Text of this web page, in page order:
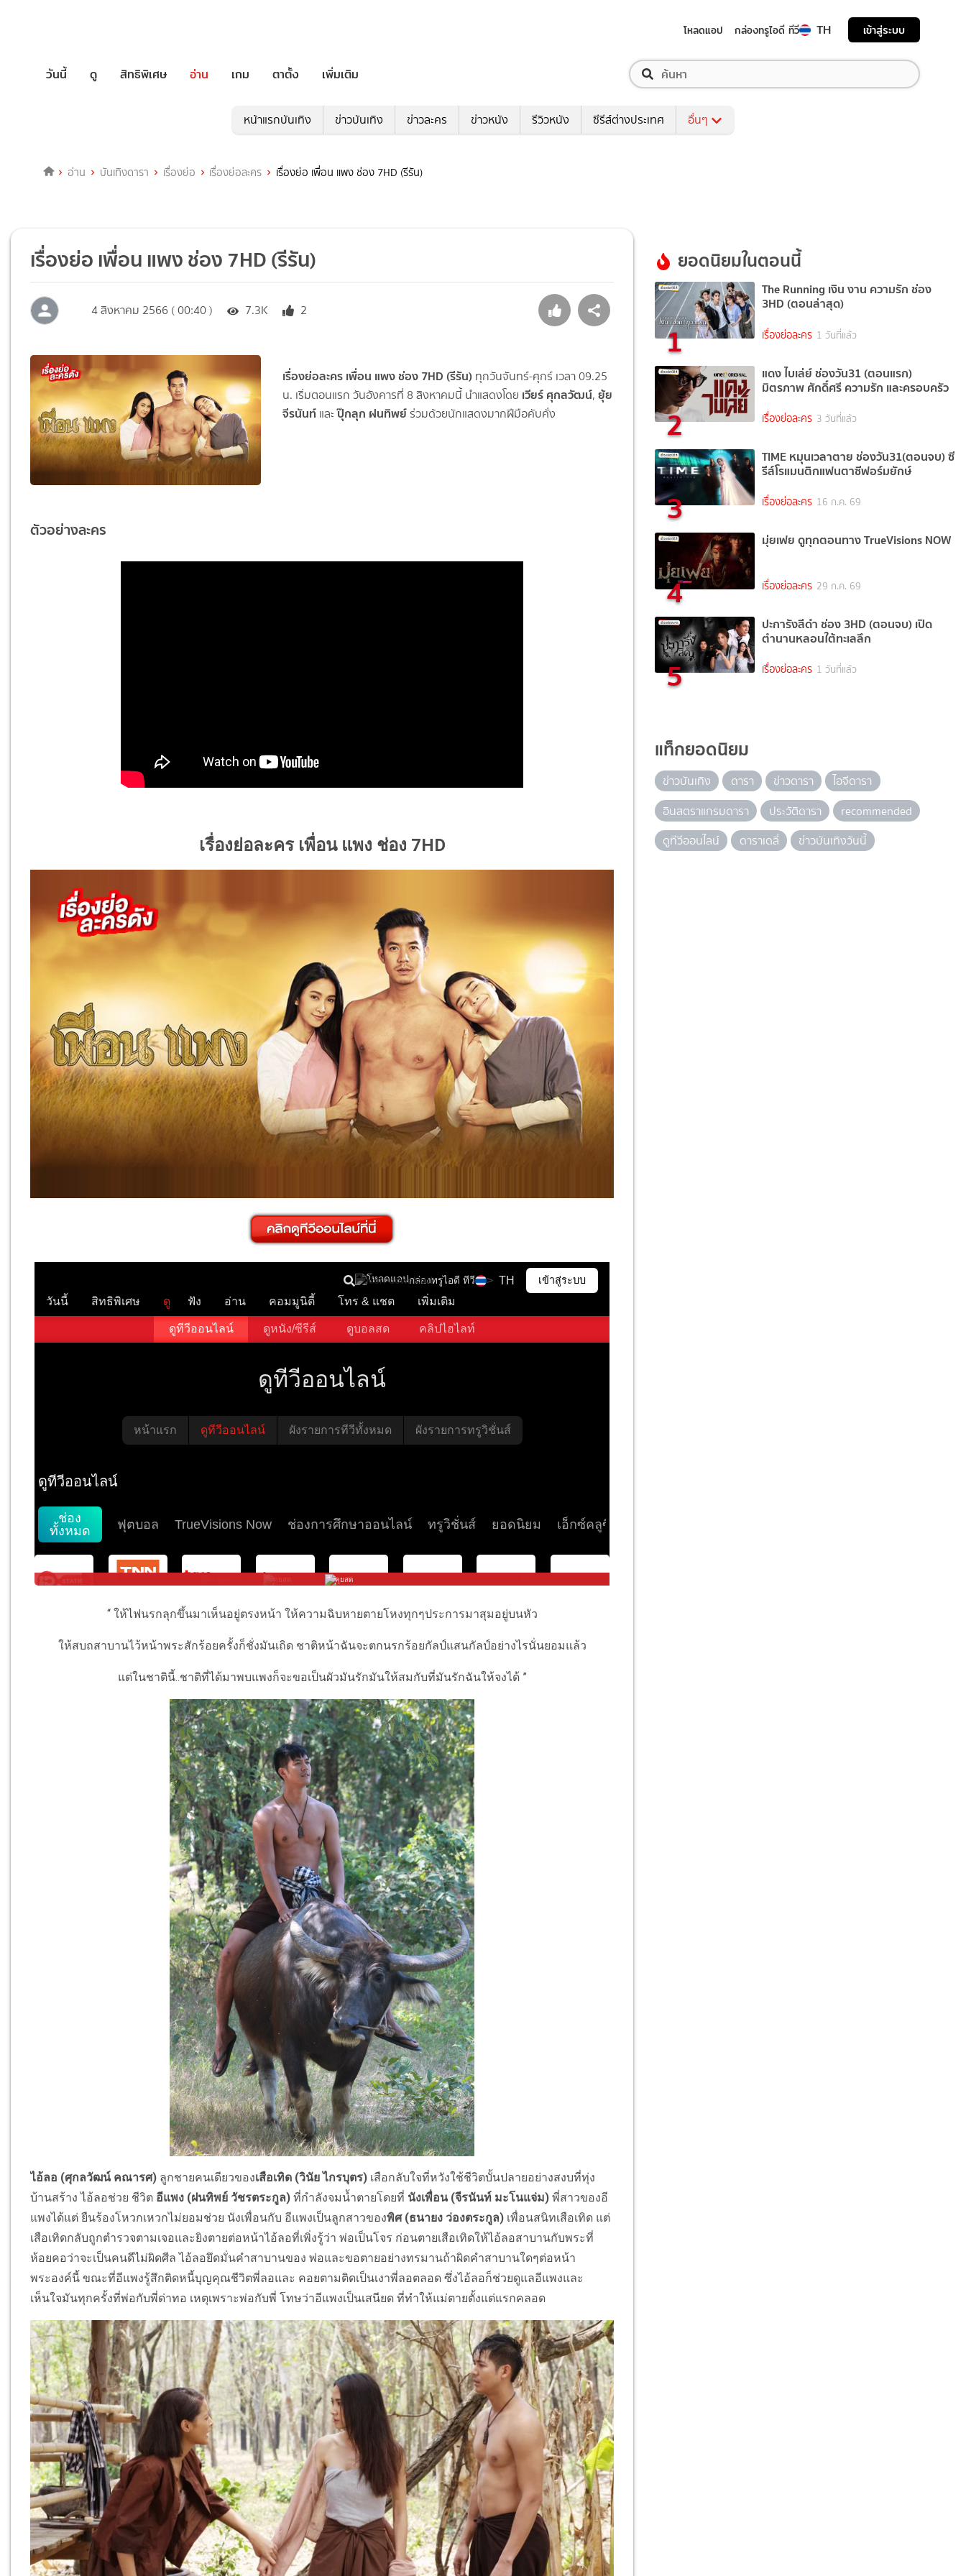
โหลดแอป กล่องทรูไอดี ทีวี TH เข้าสู่ระบบ
วันนี้ ดู สิทธิพิเศษ อ่าน เกม ตาตั้ง เพิ่มเติม
หน้าแรกบันเทิง ข่าวบันเทิง ข่าวละคร ข่าวหนัง รีวิวหนัง ซีรีส์ต่างประเทศ อื่นๆ
อ่าน บันเทิงดารา เรื่องย่อ เรื่องย่อละคร เรื่องย่อ เพื่อน แพง ช่อง 7HD (รีรัน)
เรื่องย่อ เพื่อน แพง ช่อง 7HD (รีรัน)
4 สิงหาคม 2566 ( 00:40 ) 7.3K 2
เรื่องย่อละคร เพื่อน แพง ช่อง 7HD (รีรัน) ทุกวันจันทร์-ศุกร์ เวลา 09.25
น. เริ่มตอนแรก วันอังคารที่ 8 สิงหาคมนี้ นำแสดงโดย เวียร์ ศุกลวัฒน์, ยุ้ย
จีรนันท์ และปุ๊กลุก ฝนทิพย์ร่วมด้วยนักแสดงมากฝีมือคับคั่ง
ตัวอย่างละคร
เรื่องย่อละคร เพื่อน แพง ช่อง 7HD
“ ให้ไฟนรกลุกขึ้นมาเห็นอยู่ตรงหน้า ให้ความฉิบหายตายโหงทุกๆประการมาสุมอยู่บนหัว
ให้สบถสาบานไว้หน้าพระสักร้อยครั้งก็ชั่งมันเถิด ชาติหน้าฉันจะตกนรกร้อยกัลป์แสนกัลป์อย่างไรนั่นยอมแล้ว
แต่ในชาตินี้..ชาติที่ได้มาพบแพงก็จะขอเป็นผัวมันรักมันให้สมกับที่มันรักฉันให้จงได้ ”
ไอ้ลอ (ศุกลวัฒน์ คณารศ) ลูกชายคนเดียวของเสือเทิด (วินัย ไกรบุตร) เสือกลับใจที่หวังใช้ชีวิตบั้นปลายอย่างสงบที่ทุ่ง
บ้านสร้าง ไอ้ลอช่วย ชีวิต อีแพง (ฝนทิพย์ วัชรตระกูล)ที่กำลังจมน้ำตายโดยที่ นังเพื่อน (จีรนันท์ มะโนแจ่ม) พี่สาวของอี
แพงได้แต่ ยืนร้องโหวกเหวกไม่ยอมช่วย นังเพื่อนกับ อีแพงเป็นลูกสาวของพิศ (ธนายง ว่องตระกูล) เพื่อนสนิทเสือเทิด แต่
เสือเทิดกลับถูกตำรวจตามเจอและยิงตายต่อหน้าไอ้ลอที่เพิ่งรู้ว่า พ่อเป็นโจร ก่อนตายเสือเทิดให้ไอ้ลอสาบานกับพระที่
ห้อยคอว่าจะเป็นคนดีไม่ผิดศีล ไอ้ลอยึดมั่นคำสาบานของ พ่อและขอตายอย่างทรมานถ้าผิดคำสาบานใดๆต่อหน้า
พระองค์นี้ ขณะที่อีแพงรู้สึกติดหนี้บุญคุณชีวิตพี่ลอและ คอยตามติดเป็นเงาพี่ลอตลอด ซึ่งไอ้ลอก็ช่วยดูแลอีแพงและ
เห็นใจมันทุกครั้งที่พ่อกับพี่ด่าทอ เหตุเพราะพ่อกับพี่ โทษว่าอีแพงเป็นเสนียด ที่ทำให้แม่ตายตั้งแต่แรกคลอด
ยอดนิยมในตอนนี้
1
The Running เงิน งาน ความรัก ช่อง
3HD (ตอนล่าสุด)
เรื่องย่อละคร 1 วันที่แล้ว
2
แดง ไบเล่ย์ ช่องวัน31 (ตอนแรก)
มิตรภาพ ศักดิ์ศรี ความรัก และครอบครัว
เรื่องย่อละคร 3 วันที่แล้ว
3
TIME หมุนเวลาตาย ช่องวัน31(ตอนจบ) ซี
รีส์โรแมนติกแฟนตาซีฟอร์มยักษ์
เรื่องย่อละคร 16 ก.ค. 69
4
มุ่ยเฟย ดูทุกตอนทาง TrueVisions NOW
เรื่องย่อละคร 29 ก.ค. 69
5
ปะการังสีดำ ช่อง 3HD (ตอนจบ) เปิด
ตำนานหลอนใต้ทะเลลึก
เรื่องย่อละคร 1 วันที่แล้ว
แท็กยอดนิยม
ข่าวบันเทิง ดารา ข่าวดารา
ไอจีดารา
อินสตราแกรมดารา
ประวัติดารา
recommended
ดูทีวีออนไลน์
ดาราเดลี่ ข่าวบันเทิงวันนี้